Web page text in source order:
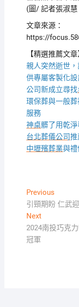
(圖/ 記者張淑
文章來源：
https://
【精選推薦文章
親人突然逝世
供專屬客製化設
公司新成立尋找
環保葬與一般
服務
神桌髒了用乾
台北葬儀公司推
中壢殯葬業與
文
章
導
覽
PreviousPrevious
post:
引頸期盼 仁武
NextNext
post:
2024南投巧克
冠軍